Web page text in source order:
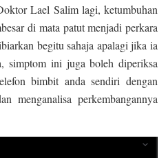
Lael Salim lagi, ketumbuhan
di mata patut menjadi perkara
begitu sahaja apalagi jika ia
simptom ini juga boleh diperiksa
bimbit anda sendiri dengan
menganalisa perkembangannya